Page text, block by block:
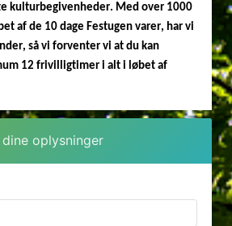
kulturbegivenheder. Med over 1000
af de 10 dage Festugen varer, har vi
så vi forventer vi at du kan
12 frivilligtimer i alt i løbet af
oplysninger